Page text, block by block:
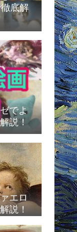
底解
でよ
説！
エロ
説！